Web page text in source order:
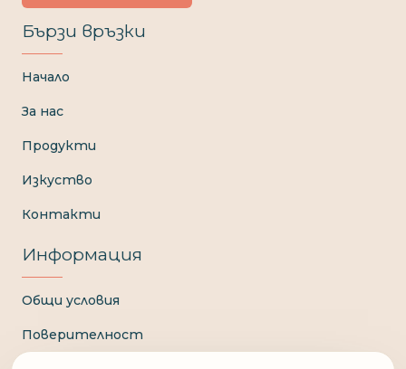
Бързи връзки
Начало
За нас
Продукти
Изкуство
Контакти
Информация
Общи условия
Поверителност